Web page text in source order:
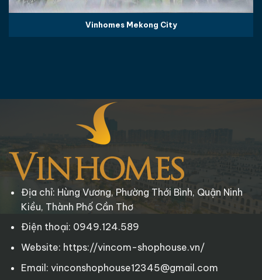
Vinhomes Mekong City
Địa chỉ: Hùng Vương, Phường Thới Bình, Quận Ninh
Kiều, Thành Phố Cần Thơ
Điện thoại: 0949.124.589
Website: https://vincom-shophouse.vn/
Email: vinconshophouse12345@gmail.com